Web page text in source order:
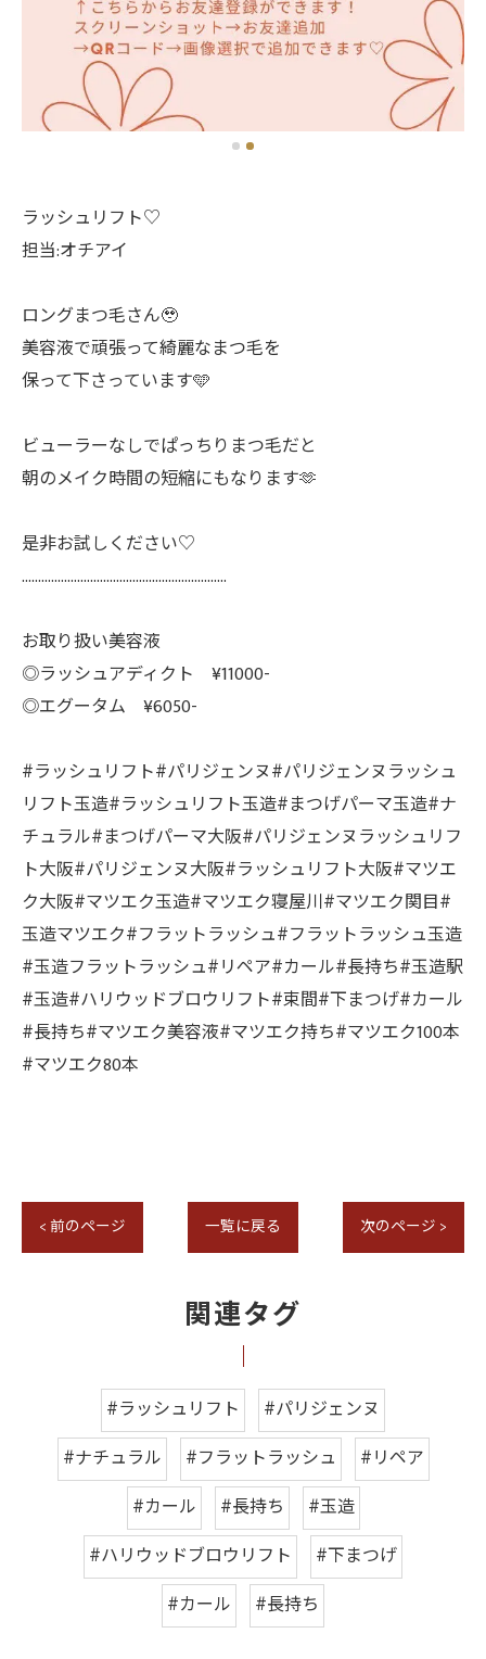
ラッシュリフト♡
担当:オチアイ
ロングまつ毛さん🥹
美容液で頑張って綺麗なまつ毛を
保って下さっています🩵
ビューラーなしでぱっちりまつ毛だと
朝のメイク時間の短縮にもなります🫶
是非お試しください♡
………………………………………………………
お取り扱い美容液
◎ラッシュアディクト ¥11000-
◎エグータム ¥6050-
#ラッシュリフト#パリジェンヌ#パリジェンヌラッシュ
リフト玉造#ラッシュリフト玉造#まつげパーマ玉造#ナ
チュラル#まつげパーマ大阪#パリジェンヌラッシュリフ
ト大阪#パリジェンヌ大阪#ラッシュリフト大阪#マツエ
ク大阪#マツエク玉造#マツエク寝屋川#マツエク関目#
玉造マツエク#フラットラッシュ#フラットラッシュ玉造
#玉造フラットラッシュ#リペア#カール#長持ち#玉造駅
#玉造#ハリウッドブロウリフト#束間#下まつげ#カール
#長持ち#マツエク美容液#マツエク持ち#マツエク100本
#マツエク80本
< 前のページ 一覧に戻る 次のページ >
関連タグ
#ラッシュリフト
#パリジェンヌ
#ナチュラル
#フラットラッシュ
#リペア
#カール
#長持ち
#玉造
#ハリウッドブロウリフト
#下まつげ
#カール
#長持ち